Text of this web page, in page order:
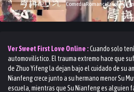
ComediaRomanceEscolar
VerSweet First Love Online :Cuando solo
automovilístico. El trauma extremo hace que
de Zhuo Yifeng la dejan bajo el cuidado de su
Nianfeng crece junto a su hermano menor Su
escuela, mientras que Su Nianfeng es alguien